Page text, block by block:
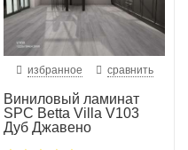
избранное сравнить
Виниловый ламинат
SPC Betta Villa V103
Дуб Джавено